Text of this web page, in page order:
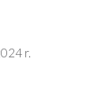
r.